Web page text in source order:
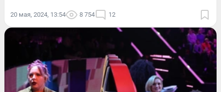
20 мая, 2024, 13:54 8 754 12